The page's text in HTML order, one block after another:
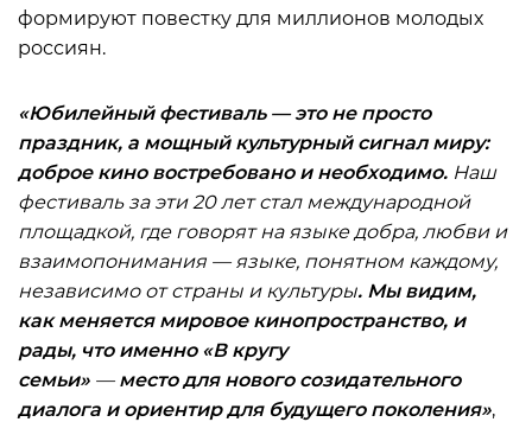
формируют повестку для миллионов молодых
россиян.
«Юбилейный фестиваль — это не просто
праздник, а мощный культурный сигнал миру:
доброе кино востребовано и необходимо. Наш
фестиваль за эти 20 лет стал международной
площадкой, где говорят на языке добра, любви и
взаимопонимания — языке, понятном каждому,
независимо от страны и культуры. Мы видим,
как меняется мировое кинопространство, и
рады, что именно «В кругу
семьи» — местодля нового созидательного
диалога и ориентир для будущего поколения»,